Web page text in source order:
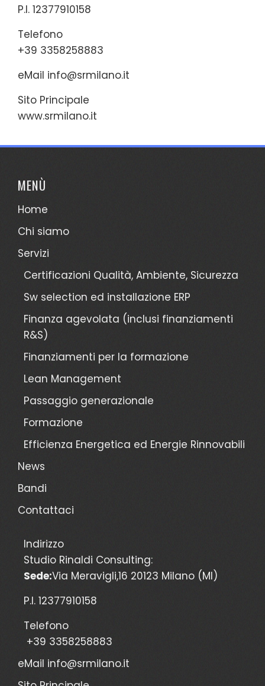
P.I. 12377910158
Telefono
+39 3358258883
eMail info@srmilano.it
Sito Principale
www.srmilano.it
MENÙ
Home
Chi siamo
Servizi
Certificazioni Qualità, Ambiente, Sicurezza
Sw selection ed installazione ERP
Finanza agevolata (inclusi finanziamenti
R&S)
Finanziamenti per la formazione
Lean Management
Passaggio generazionale
Formazione
Efficienza Energetica ed Energie Rinnovabili
News
Bandi
Contattaci
Indirizzo
Studio Rinaldi Consulting:
Sede:Via Meravigli,16 20123 Milano (MI)
P.I. 12377910158
Telefono
+39 3358258883
eMail info@srmilano.it